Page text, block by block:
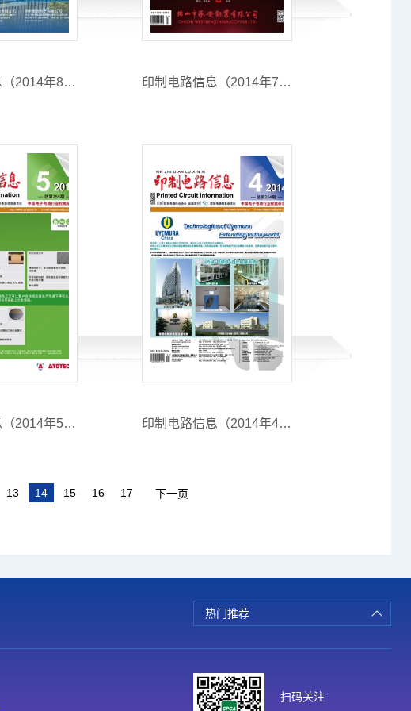
印制电路信息（2014年8月期） 印制电路信息（2014年7月期）
印制电路信息（2014年5月期） 印制电路信息（2014年4月期）
13 14 15 16 17 下一页
热门推荐
扫码关注